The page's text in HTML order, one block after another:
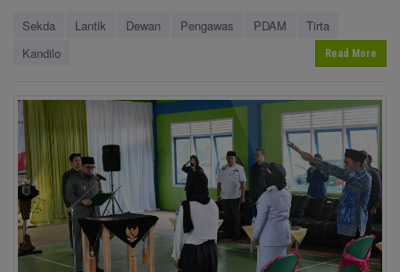
Sekda Lantik Dewan Pengawas PDAM
Tirta
Kandilo
Read More